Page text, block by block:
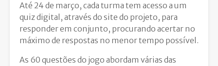
Até 24 de março, cada turma tem acesso a um
quiz digital, através do site do projeto, para
responder em conjunto, procurando acertar no
máximo de respostas no menor tempo possível.
As 60 questões do jogo abordam várias das